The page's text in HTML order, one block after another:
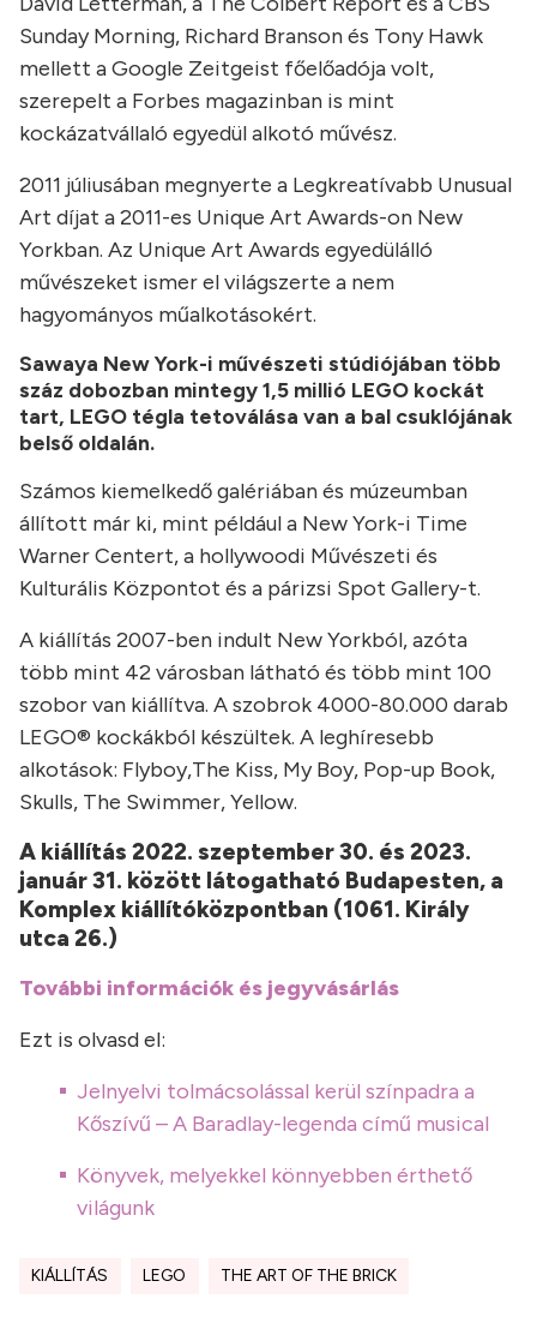
Sunday Morning, Richard Branson és Tony Hawk
mellett a Google Zeitgeist főelőadója volt,
szerepelt a Forbes magazinban is mint
kockázatvállaló egyedül alkotó művész.
2011 júliusában megnyerte a Legkreatívabb Unusual
Art díjat a 2011-es Unique Art Awards-on New
Yorkban. Az Unique Art Awards egyedülálló
művészeket ismer el világszerte a nem
hagyományos műalkotásokért.
Sawaya New York-i művészeti stúdiójában több
száz dobozban mintegy 1,5 millió LEGO kockát
tart, LEGO tégla tetoválása van a bal csuklójának
belső oldalán.
Számos kiemelkedő galériában és múzeumban
állított már ki, mint például a New York-i Time
Warner Centert, a hollywoodi Művészeti és
Kulturális Központot és a párizsi Spot Gallery-t.
A kiállítás 2007-ben indult New Yorkból, azóta
több mint 42 városban látható és több mint 100
szobor van kiállítva. A szobrok 4000-80.000 darab
LEGO® kockákból készültek. A leghíresebb
alkotások: Flyboy,The Kiss, My Boy, Pop-up Book,
Skulls, The Swimmer, Yellow.
A kiállítás 2022. szeptember 30. és 2023.
január 31. között látogatható Budapesten, a
Komplex kiállítóközpontban (1061. Király
utca 26.)
További információk és jegyvásárlás
Ezt is olvasd el:
Jelnyelvi tolmácsolással kerül színpadra a
Kőszívű – A Baradlay-legenda című musical
Könyvek, melyekkel könnyebben érthető
világunk
KIÁLLÍTÁS LEGO THE ART OF THE BRICK